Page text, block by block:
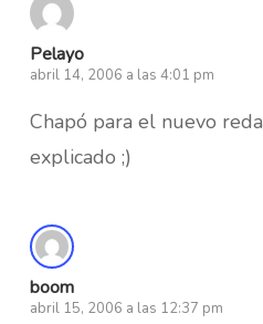
Pelayo
abril 14, 2006 a las 4:01 pm
Chapó para el nuevo
explicado ;)
boom
abril 15, 2006 a las 12:37 pm